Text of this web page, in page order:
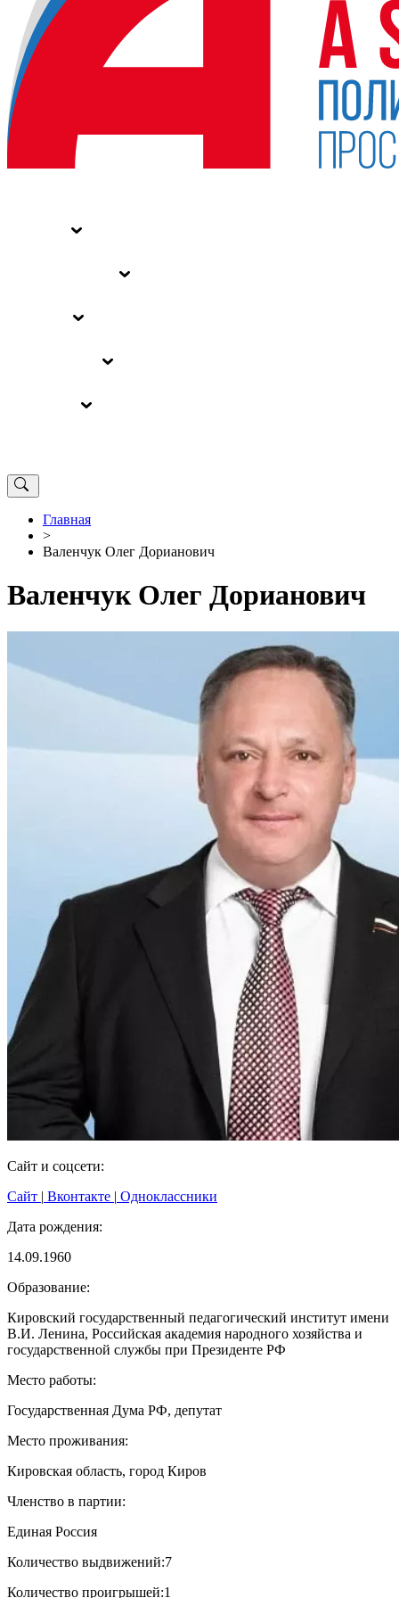
Главная
>
Валенчук Олег Дорианович
Валенчук Олег Дорианович
Сайт и соцсети:
Сайт | Вконтакте | Одноклассники
Дата рождения:
14.09.1960
Образование:
Кировский государственный педагогический институт имени
В.И. Ленина, Российская академия народного хозяйства и
государственной службы при Президенте РФ
Место работы:
Государственная Дума РФ, депутат
Место проживания:
Кировская область, город Киров
Членство в партии:
Единая Россия
Количество выдвижений:7
Количество проигрышей:1